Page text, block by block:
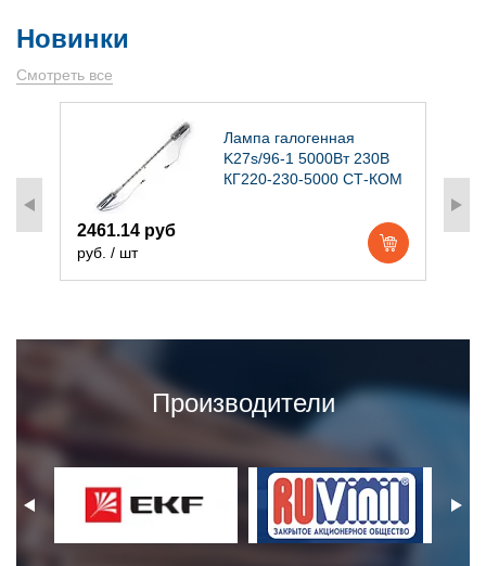
Новинки
Смотреть все
Лампа галогенная
K27s/96-1 5000Вт 230В
КГ220-230-5000 СТ-КОМ
2461.14 руб
руб. / шт
Производители